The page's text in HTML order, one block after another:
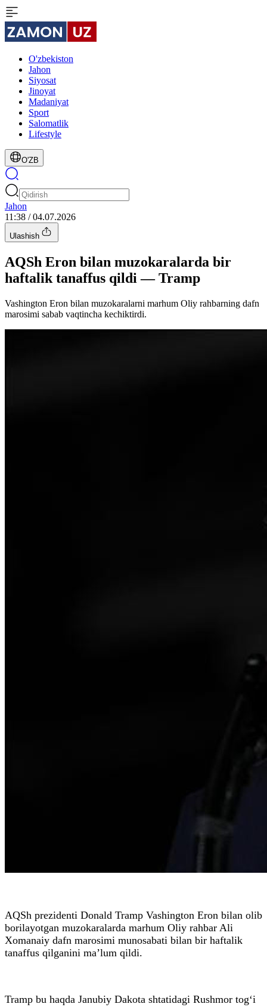
O'zbekiston
Jahon
Siyosat
Jinoyat
Madaniyat
Sport
Salomatlik
Lifestyle
O'ZB
Jahon
11:38 / 04.07.2026
Ulashish
AQSh Eron bilan muzokaralarda bir
haftalik tanaffus qildi — Tramp
Vashington Eron bilan muzokaralarni marhum Oliy rahbarning dafn
marosimi sabab vaqtincha kechiktirdi.
AQSh prezidenti Donald Tramp Vashington Eron bilan olib
borilayotgan muzokaralarda marhum Oliy rahbar Ali
Xomanaiy dafn marosimi munosabati bilan bir haftalik
tanaffus qilganini ma’lum qildi.
Tramp bu haqda Janubiy Dakota shtatidagi Rushmor tog‘i